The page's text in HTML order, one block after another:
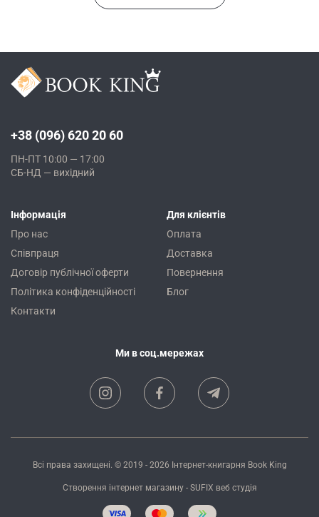
+38 (096) 620 20 60
ПН-ПТ 10:00 — 17:00
СБ-НД — вихідний
Інформація
Про нас
Співпраця
Договір публічної оферти
Політика конфіденційності
Контакти
Для клієнтів
Оплата
Доставка
Повернення
Блог
Ми в соц.мережах
Всі права захищені. © 2019 - 2026 Інтернет-книгарня Book King
Створення інтернет магазину- SUFIX веб студія